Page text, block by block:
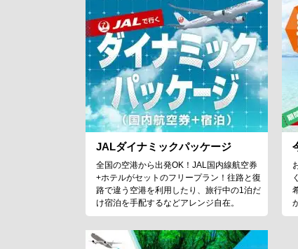
JALダイナミックパッケージ
全国の空港から出発OK！JAL国内線航空券
+ホテルがセットのフリープラン！往路と復
路で違う空港を利用したり、旅行中の1泊だ
け宿泊を手配するなどアレンジ自在。